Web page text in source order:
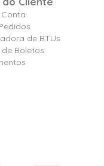
de BTUs
Boletos